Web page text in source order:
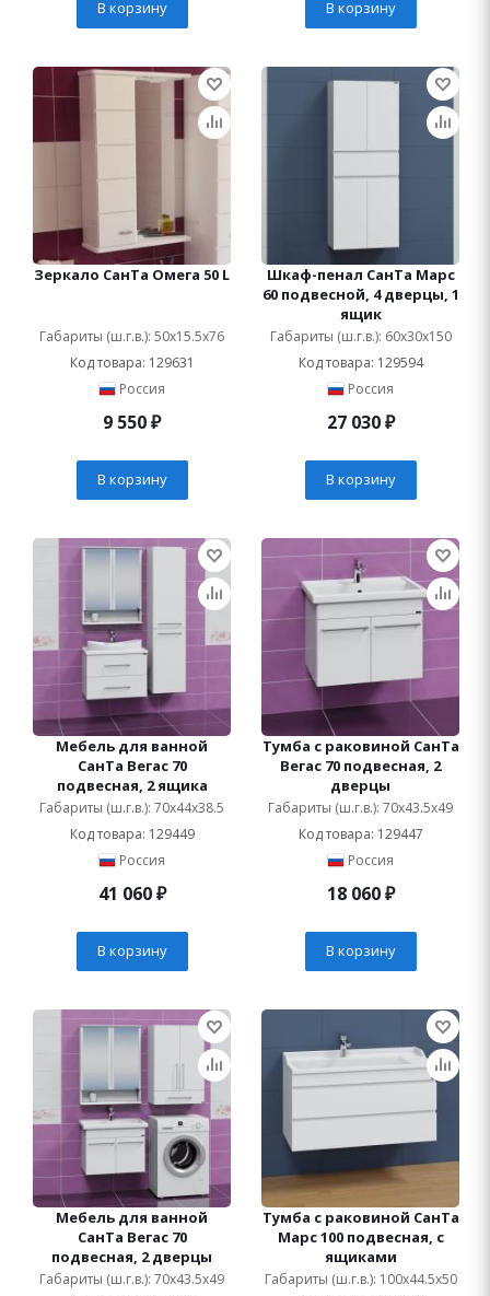
В корзину В корзину
Зеркало СанТа Омега 50 L
Габариты (ш.г.в.): 50x15.5x76
Код товара: 129631
Россия
9 550₽
В корзину
Шкаф-пенал СанТа Марс
60 подвесной, 4 дверцы, 1
ящик
Габариты (ш.г.в.): 60x30x150
Код товара: 129594
Россия
27 030₽
В корзину
Мебель для ванной
СанТа Вегас 70
подвесная, 2 ящика
Габариты (ш.г.в.): 70x44x38.5
Код товара: 129449
Россия
41 060₽
В корзину
Тумба с раковиной СанТа
Вегас 70 подвесная, 2
дверцы
Габариты (ш.г.в.): 70x43.5x49
Код товара: 129447
Россия
18 060₽
В корзину
Мебель для ванной
СанТа Вегас 70
подвесная, 2 дверцы
Габариты (ш.г.в.): 70x43.5x49
Тумба с раковиной СанТа
Марс 100 подвесная, с
ящиками
Габариты (ш.г.в.): 100x44.5x50